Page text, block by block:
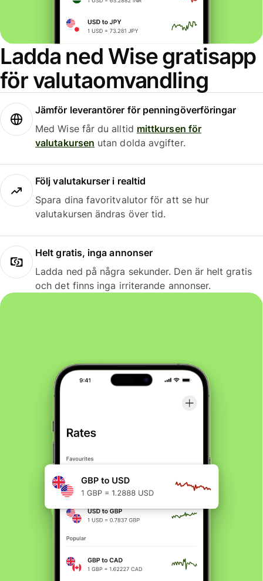
Ladda ned Wise gratisapp
för valutaomvandling
Jämför leverantörer för penningöverföringar
Med Wise får du alltid mittkursen för
valutakursen utan dolda avgifter.
Följ valutakurser i realtid
Spara dina favoritvalutor för att se hur
valutakursen ändras över tid.
Helt gratis, inga annonser
Ladda ned på några sekunder. Den är helt gratis
och det finns inga irriterande annonser.